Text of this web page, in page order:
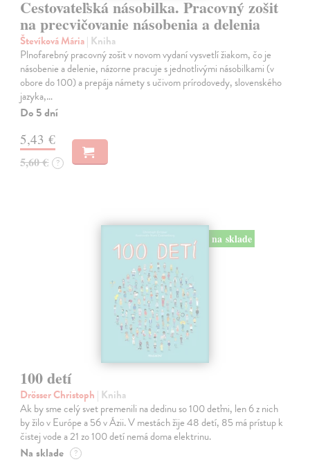
Cestovateľská násobilka. Pracovný zošit
na precvičovanie násobenia a delenia
Števíková Mária| Kniha
Plnofarebný pracovný zošit v novom vydaní vysvetlí žiakom, čo je
násobenie a delenie, názorne pracuje s jednotlivými násobilkami (v
obore do 100) a prepája námety s učivom prírodovedy, slovenského
jazyka,…
Do 5 dní
5,43 €
5,60 € ?
na sklade
100 detí
Drösser Christoph | Kniha
Ak by sme celý svet premenili na dedinu so 100 deťmi, len 6 z nich
by žilo v Európe a 56 v Ázii. V mestách žije 48 detí, 85 má prístup k
čistej vode a 21 zo 100 detí nemá doma elektrinu.
Na sklade ?